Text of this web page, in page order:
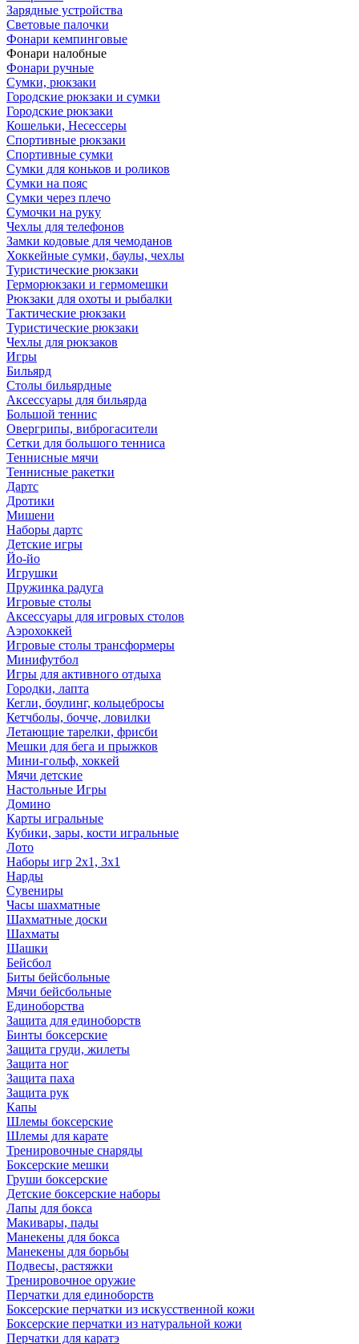
Зарядные устройства
Световые палочки
Фонари кемпинговые
Фонари налобные
Фонари ручные
Сумки, рюкзаки
Городские рюкзаки и сумки
Городские рюкзаки
Кошельки, Несессеры
Спортивные рюкзаки
Спортивные сумки
Сумки для коньков и роликов
Сумки на пояс
Сумки через плечо
Сумочки на руку
Чехлы для телефонов
Замки кодовые для чемоданов
Хоккейные сумки, баулы, чехлы
Туристические рюкзаки
Герморюкзаки и гермомешки
Рюкзаки для охоты и рыбалки
Тактические рюкзаки
Туристические рюкзаки
Чехлы для рюкзаков
Игры
Бильярд
Столы бильярдные
Аксессуары для бильярда
Большой теннис
Овергрипы, виброгасители
Сетки для большого тенниса
Теннисные мячи
Теннисные ракетки
Дартс
Дротики
Мишени
Наборы дартс
Детские игры
Йо-йо
Игрушки
Пружинка радуга
Игровые столы
Аксессуары для игровых столов
Аэрохоккей
Игровые столы трансформеры
Минифутбол
Игры для активного отдыха
Городки, лапта
Кегли, боулинг, кольцебросы
Кетчболы, бочче, ловилки
Летающие тарелки, фрисби
Мешки для бега и прыжков
Мини-гольф, хоккей
Мячи детские
Настольные Игры
Домино
Карты игральные
Кубики, зары, кости игральные
Лото
Наборы игр 2х1, 3х1
Нарды
Сувениры
Часы шахматные
Шахматные доски
Шахматы
Шашки
Бейсбол
Биты бейсбольные
Мячи бейсбольные
Единоборства
Защита для единоборств
Бинты боксерские
Защита груди, жилеты
Защита ног
Защита паха
Защита рук
Капы
Шлемы боксерские
Шлемы для карате
Тренировочные снаряды
Боксерские мешки
Груши боксерские
Детские боксерские наборы
Лапы для бокса
Макивары, пады
Манекены для бокса
Манекены для борьбы
Подвесы, растяжки
Тренировочное оружие
Перчатки для единоборств
Боксерские перчатки из искусственной кожи
Боксерские перчатки из натуральной кожи
Перчатки для каратэ